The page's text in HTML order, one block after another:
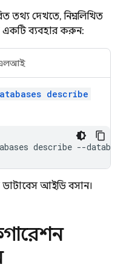
তথ্য দেখতে, নিম্নলিখিত
ব্যবহার করুন:
describe
describe --database=
আইডি বসান।